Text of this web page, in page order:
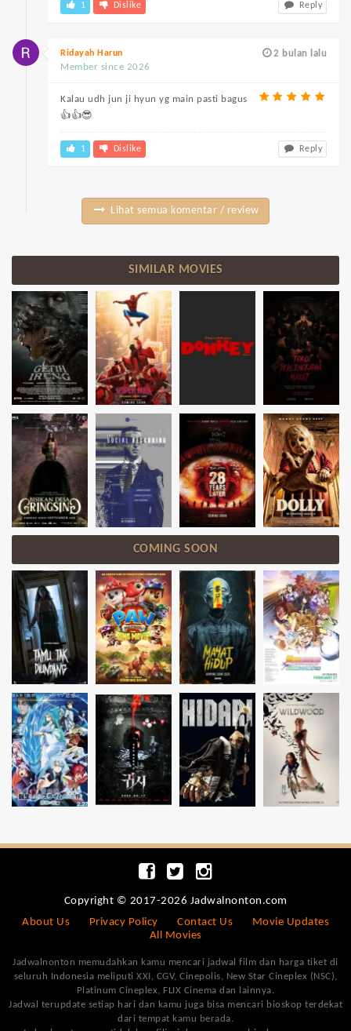
1 Dislike Reply
2 bulan lalu
Ridayah Harun
Member since 2026
Kalau udh jun ji hyun yg main pasti bagus
👍👍😎
1 Dislike Reply
Lihat semua komentar / review
SIMILAR MOVIES
COMING SOON
Copyright © 2017-2026 Jadwalnonton.com
About Us
Privacy Policy Contact Us
Movie Updates
All Movies
Jadwalnonton memudahkan kamu mencari jadwal film dan harga tiket di
seluruh Indonesia meliputi XXI, CGV, Cinepolis, New Star Cineplex (NSC),
Platinum Cineplex, FLIX Cinema dan lainnya.
Jadwal terupdate setiap hari dan kamu juga bisa mencari bioskop terdekat
dari tempat kamu berada.